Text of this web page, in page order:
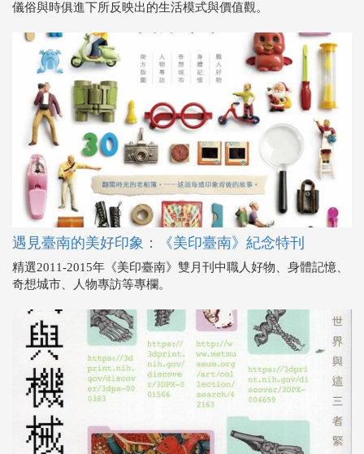
儀俗與時俱進下所反映出的生活模式與價值觀。
遇見臺南的美好印象：《美印臺南》紀念特刊
精選2011-2015年《美印臺南》雙月刊中職人好物、身體記憶、
奇想城市、人物專訪等專欄。